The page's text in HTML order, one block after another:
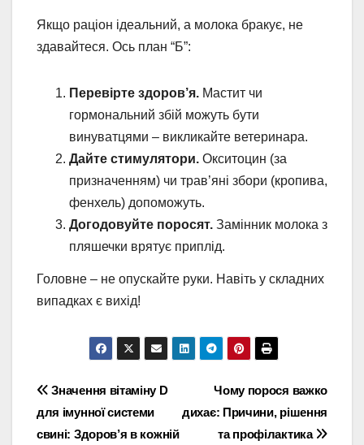
Якщо раціон ідеальний, а молока бракує, не
здавайтеся. Ось план “Б”:
Перевірте здоров’я. Мастит чи
гормональний збій можуть бути
винуватцями – викликайте ветеринара.
Дайте стимулятори. Окситоцин (за
призначенням) чи трав’яні збори (кропива,
фенхель) допоможуть.
Догодовуйте поросят. Замінник молока з
пляшечки врятує приплід.
Головне – не опускайте руки. Навіть у складних
випадках є вихід!
Навігація
записів
Чому порося важко
дихає: Причини, рішення
та профілактика
Значення вітаміну D
для імунної системи
свині: Здоров’я в кожній